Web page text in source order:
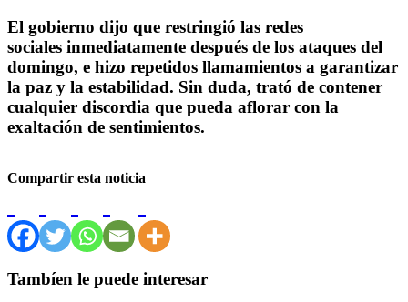
El gobierno dijo que restringió las redes
sociales inmediatamente después de los ataques del
domingo, e hizo repetidos llamamientos a garantizar
la paz y la estabilidad. Sin duda, trató de contener
cualquier discordia que pueda aflorar con la
exaltación de sentimientos.
Compartir esta noticia
Tambíen le puede interesar